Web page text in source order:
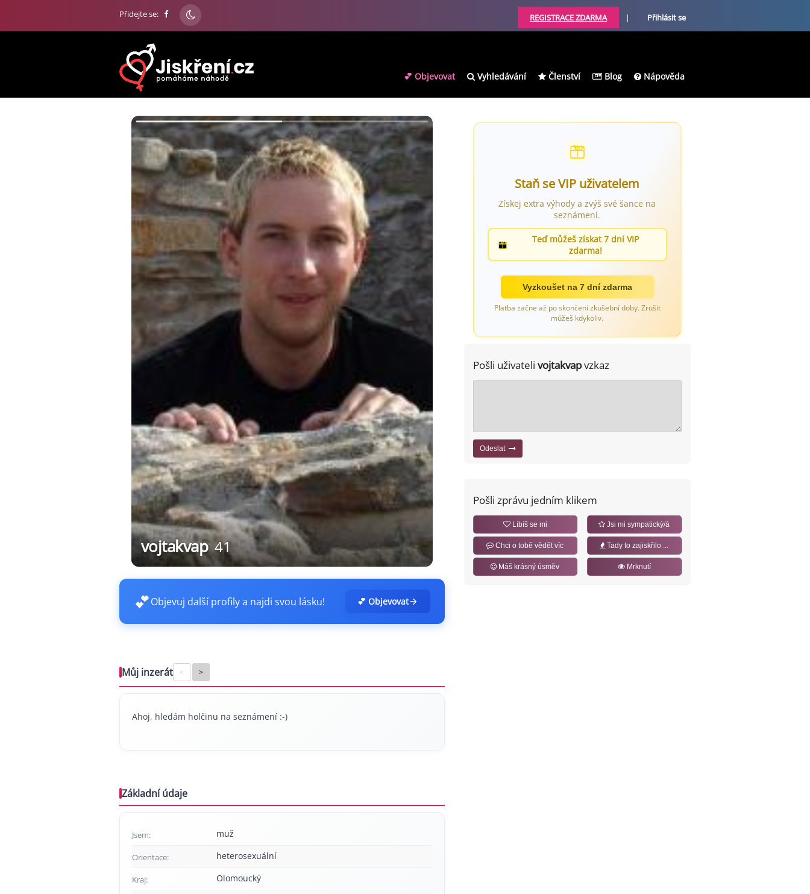
Přidejte se: REGISTRACE ZDARMA | Přihlásit se
💕 Objevovat Vyhledávání Členství Blog Nápověda
vojtakvap 41
💕Objevuj další profily a najdi svou lásku! 💕 Objevovat
Můj inzerát < >
Ahoj, hledám holčinu na seznámení :-)
Základní údaje
Jsem: muž
Orientace: heterosexuální
Kraj: Olomoucký
Staň se VIP uživatelem
Získej extra výhody a zvýš své šance na
seznámení.
Teď můžeš získat 7 dní VIP
zdarma!
Vyzkoušet na 7 dní zdarma
Platba začne až po skončení zkušební doby. Zrušit
můžeš kdykoliv.
Pošli uživateli vojtakvapvzkaz
Odeslat
Pošli zprávu jedním klikem
Líbíš se mi Jsi mi sympatický/á
Chci o tobě vědět víc Tady to zajiskřilo ...
Máš krásný úsměv Mrknutí